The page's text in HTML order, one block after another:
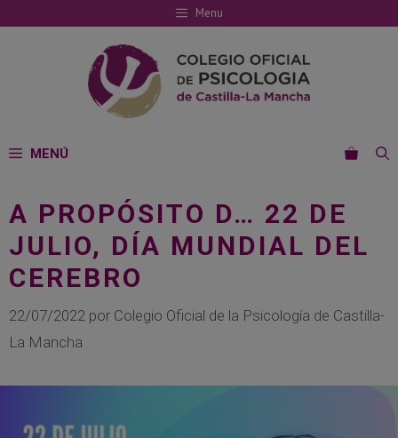
al
Menu
MENÚ
A PROPÓSITO D… 22 DE
JULIO, DÍA MUNDIAL DEL
CEREBRO
22/07/2022 por Colegio Oficial de la Psicología de Castilla-
La Mancha